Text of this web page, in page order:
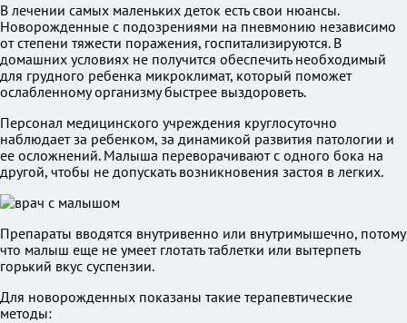
В лечении самых маленьких деток есть свои нюансы.
Новорожденные с подозрениями на пневмонию независимо
от степени тяжести поражения, госпитализируются. В
домашних условиях не получится обеспечить необходимый
для грудного ребенка микроклимат, который поможет
ослабленному организму быстрее выздороветь.
Персонал медицинского учреждения круглосуточно
наблюдает за ребенком, за динамикой развития патологии и
ее осложнений. Малыша переворачивают с одного бока на
другой, чтобы не допускать возникновения застоя в легких.
Препараты вводятся внутривенно или внутримышечно, потому
что малыш еще не умеет глотать таблетки или вытерпеть
горький вкус суспензии.
Для новорожденных показаны такие терапевтические
методы: